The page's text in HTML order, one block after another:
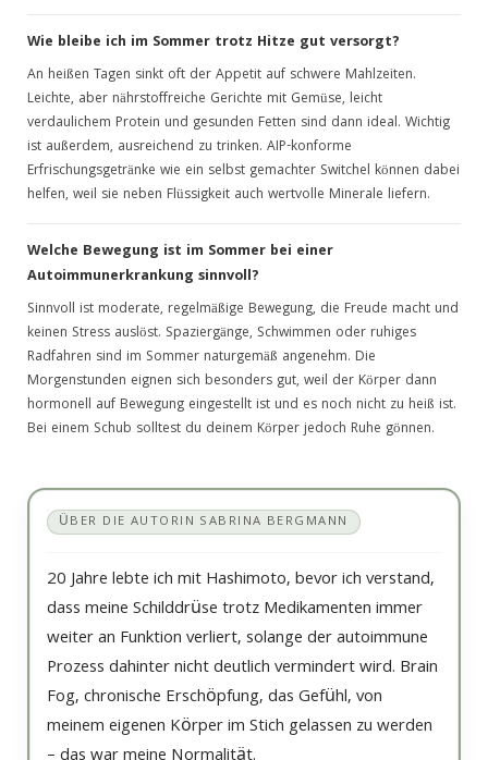
Wie bleibe ich im Sommer trotz Hitze gut versorgt?
An heißen Tagen sinkt oft der Appetit auf schwere Mahlzeiten.
Leichte, aber nährstoffreiche Gerichte mit Gemüse, leicht
verdaulichem Protein und gesunden Fetten sind dann ideal. Wichtig
ist außerdem, ausreichend zu trinken. AIP-konforme
Erfrischungsgetränke wie ein selbst gemachter Switchel können dabei
helfen, weil sie neben Flüssigkeit auch wertvolle Minerale liefern.
Welche Bewegung ist im Sommer bei einer
Autoimmunerkrankung sinnvoll?
Sinnvoll ist moderate, regelmäßige Bewegung, die Freude macht und
keinen Stress auslöst. Spaziergänge, Schwimmen oder ruhiges
Radfahren sind im Sommer naturgemäß angenehm. Die
Morgenstunden eignen sich besonders gut, weil der Körper dann
hormonell auf Bewegung eingestellt ist und es noch nicht zu heiß ist.
Bei einem Schub solltest du deinem Körper jedoch Ruhe gönnen.
ÜBER DIE AUTORIN SABRINA BERGMANN
20 Jahre lebte ich mit Hashimoto, bevor ich verstand,
dass meine Schilddrüse trotz Medikamenten immer
weiter an Funktion verliert, solange der autoimmune
Prozess dahinter nicht deutlich vermindert wird. Brain
Fog, chronische Erschöpfung, das Gefühl, von
meinem eigenen Körper im Stich gelassen zu werden